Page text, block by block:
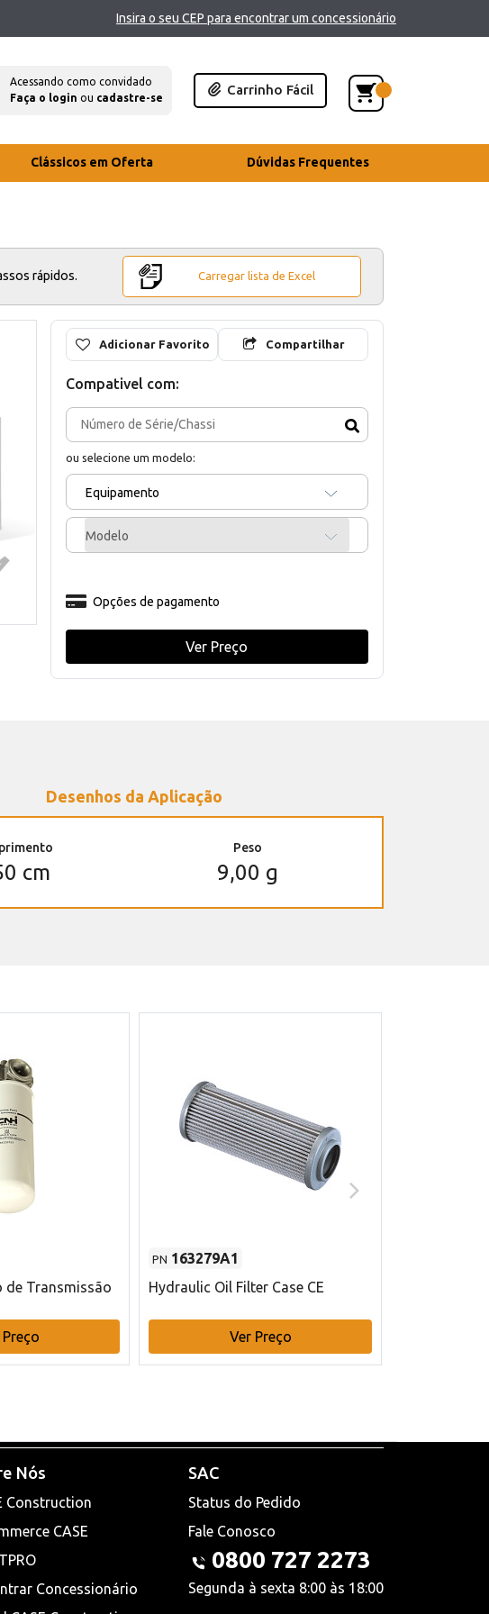
Insira o seu CEP para encontrar um concessionário
Acessando como convidado
Faça o login ou cadastre-se
Carrinho Fácil
Clássicos em Oferta Dúvidas Frequentes
rápidos. Carregar lista de Excel
Adicionar Favorito Compartilhar
Compativel com:
ou selecione um modelo:
Equipamento
Modelo
Opções de pagamento
Ver Preço
Desenhos da Aplicação
cm
Peso
9,00 g
de Transmissão
PN 163279A1
Hydraulic Oil Filter Case CE
Ver Preço
Nós
Construction
CASE
Concessionário
SAC
Status do Pedido
Fale Conosco
0800 727 2273
Segunda à sexta 8:00 às 18:00